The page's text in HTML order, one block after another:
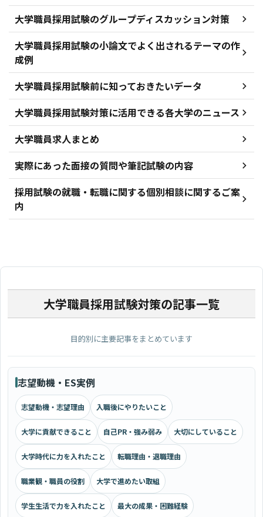
大学職員採用試験のグループディスカッション対策
大学職員採用試験の小論文でよく出されるテーマの作
成例
大学職員採用試験前に知っておきたいデータ
大学職員採用試験対策に活用できる各大学のニュース
大学職員求人まとめ
実際にあった面接の質問や筆記試験の内容
採用試験の就職・転職に関する個別相談に関するご案
内
大学職員採用試験対策の記事一覧
目的別に主要記事をまとめています
志望動機・ES実例
志望動機・志望理由 入職後にやりたいこと
大学に貢献できること 自己PR・強み弱み 大切にしていること
大学時代に力を入れたこと 転職理由・退職理由
職業観・職員の役割 大学で進めたい取組
学生生活で力を入れたこと 最大の成果・困難経験